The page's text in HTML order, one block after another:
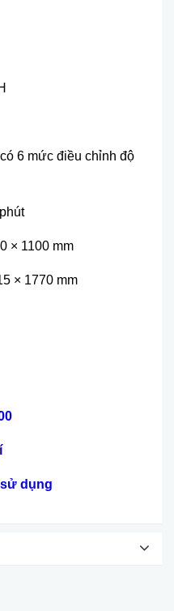
6 mức điều chỉnh độ
× 1100 mm
× 1770 mm
dụng